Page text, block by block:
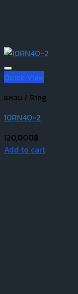
Quick View
แหวน / Ring
10RN40-2
120,000฿
Add to cart